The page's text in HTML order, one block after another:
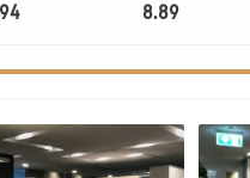
8.89